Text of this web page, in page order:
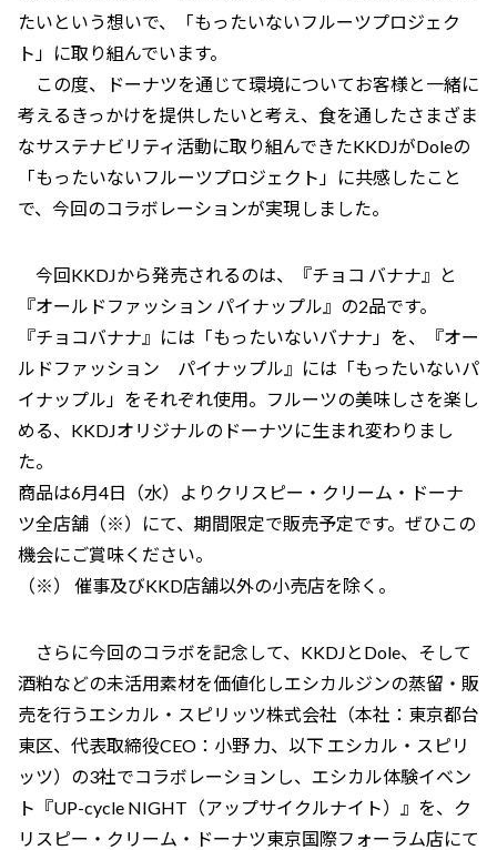
たいという想いで、「もったいないフルーツプロジェク
ト」に取り組んでいます。
この度、ドーナツを通じて環境についてお客様と一緒に
考えるきっかけを提供したいと考え、食を通したさまざま
なサステナビリティ活動に取り組んできたKKDJがDoleの
「もったいないフルーツプロジェクト」に共感したこと
で、今回のコラボレーションが実現しました。
今回KKDJから発売されるのは、『チョコ バナナ』と
『オールドファッション パイナップル』の2品です。
『チョコバナナ』には「もったいないバナナ」を、『オー
ルドファッション パイナップル』には「もったいないパ
イナップル」をそれぞれ使用。フルーツの美味しさを楽し
める、KKDJオリジナルのドーナツに生まれ変わりまし
た。
商品は6月4日（水）よりクリスピー・クリーム・ドーナ
ツ全店舗（※）にて、期間限定で販売予定です。ぜひこの
機会にご賞味ください。
（※） 催事及びKKD店舗以外の小売店を除く。
さらに今回のコラボを記念して、KKDJとDole、そして
酒粕などの未活用素材を価値化しエシカルジンの蒸留・販
売を行うエシカル・スピリッツ株式会社（本社：東京都台
東区、代表取締役CEO：小野 力、以下 エシカル・スピリ
ッツ）の3社でコラボレーションし、エシカル体験イベン
ト『UP-cycle NIGHT（アップサイクルナイト）』を、ク
リスピー・クリーム・ドーナツ東京国際フォーラム店にて